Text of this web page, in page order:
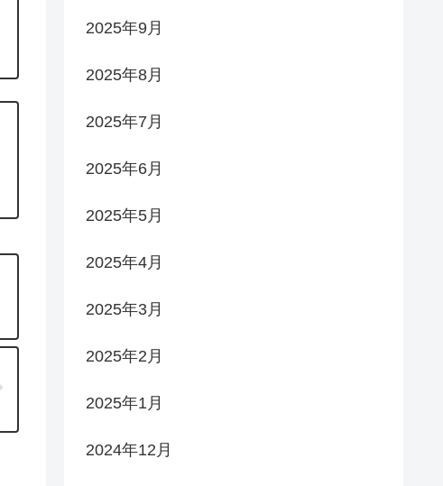
2025年9月
2025年8月
2025年7月
2025年6月
2025年5月
2025年4月
2025年3月
2025年2月
2025年1月
2024年12月